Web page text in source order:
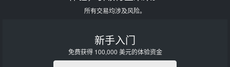
所有交易均涉及风险。
新手入门
免费获得 100,000 美元的体验资金